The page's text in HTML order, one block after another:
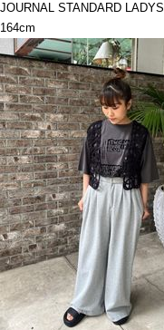
JOURNAL STANDARD LADYS
164cm